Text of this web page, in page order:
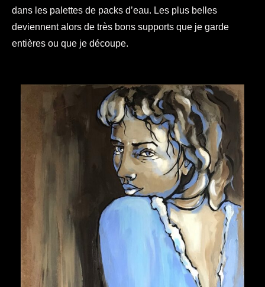
dans les palettes de packs d’eau. Les plus belles
deviennent alors de très bons supports que je garde
entières ou que je découpe.